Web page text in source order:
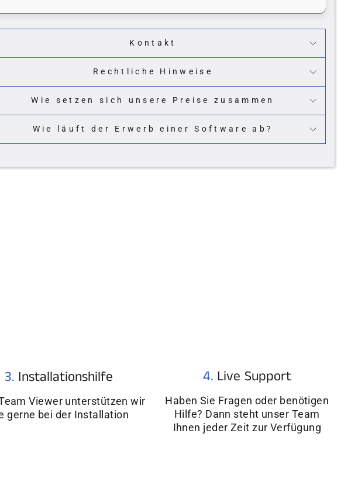
Kontakt
Rechtliche Hinweise
Wie setzen sich unsere Preise zusammen
Wie läuft der Erwerb einer Software ab?
3. Installationshilfe
Viewer unterstützen wir
gerne bei der Installation
4. Live Support
Haben Sie Fragen oder benötigen
Hilfe? Dann steht unser Team
Ihnen jeder Zeit zur Verfügung